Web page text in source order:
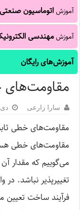
آموزشاتوماسیون صنعتی
آموزشمهندسی
آموزش‌های رایگان
سارا زارعی دی 22, 1396
مقاومت‌های خطی
مقاومت‌های خطی
می‌گوییم که مقدار
تغییرپذیر نباشد.
فرآیند ساخت تعیین